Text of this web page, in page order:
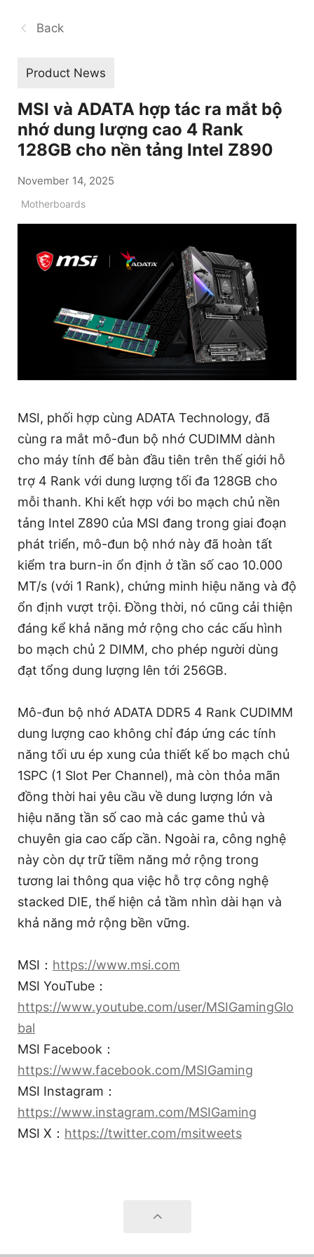
Back
Product News
MSI và ADATA hợp tác ra mắt bộ
nhớ dung lượng cao 4 Rank
128GB cho nền tảng Intel Z890
November 14, 2025
Motherboards
MSI, phối hợp cùng ADATA Technology, đã
cùng ra mắt mô-đun bộ nhớ CUDIMM dành
cho máy tính để bàn đầu tiên trên thế giới hỗ
trợ 4 Rank với dung lượng tối đa 128GB cho
mỗi thanh. Khi kết hợp với bo mạch chủ nền
tảng Intel Z890 của MSI đang trong giai đoạn
phát triển, mô-đun bộ nhớ này đã hoàn tất
kiểm tra burn-in ổn định ở tần số cao 10.000
MT/s (với 1 Rank), chứng minh hiệu năng và độ
ổn định vượt trội. Đồng thời, nó cũng cải thiện
đáng kể khả năng mở rộng cho các cấu hình
bo mạch chủ 2 DIMM, cho phép người dùng
đạt tổng dung lượng lên tới 256GB.
Mô-đun bộ nhớ ADATA DDR5 4 Rank CUDIMM
dung lượng cao không chỉ đáp ứng các tính
năng tối ưu ép xung của thiết kế bo mạch chủ
1SPC (1 Slot Per Channel), mà còn thỏa mãn
đồng thời hai yêu cầu về dung lượng lớn và
hiệu năng tần số cao mà các game thủ và
chuyên gia cao cấp cần. Ngoài ra, công nghệ
này còn dự trữ tiềm năng mở rộng trong
tương lai thông qua việc hỗ trợ công nghệ
stacked DIE, thể hiện cả tầm nhìn dài hạn và
khả năng mở rộng bền vững.
MSI： https://www.msi.com
MSI YouTube：
https://www.youtube.com/user/MSIGamingGlo
bal
MSI Facebook：
https://www.facebook.com/MSIGaming
MSI Instagram：
https://www.instagram.com/MSIGaming
MSI X： https://twitter.com/msitweets